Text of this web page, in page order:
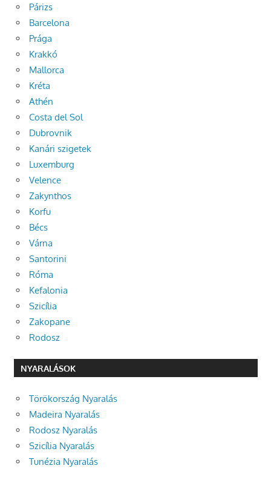
Párizs
Barcelona
Prága
Krakkó
Mallorca
Kréta
Athén
Costa del Sol
Dubrovnik
Kanári szigetek
Luxemburg
Velence
Zakynthos
Korfu
Bécs
Várna
Santorini
Róma
Kefalonia
Szicília
Zakopane
Rodosz
NYARALÁSOK
Törökország Nyaralás
Madeira Nyaralás
Rodosz Nyaralás
Szicília Nyaralás
Tunézia Nyaralás